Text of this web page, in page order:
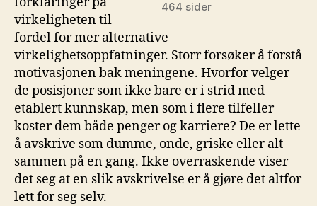
464 sider
virkeligheten til
fordel for mer alternative
virkelighetsoppfatninger. Storr forsøker å forstå
motivasjonen bak meningene. Hvorfor velger
de posisjoner som ikke bare er i strid med
etablert kunnskap, men som i flere tilfeller
koster dem både penger og karriere? De er lette
å avskrive som dumme, onde, griske eller alt
sammen på en gang. Ikke overraskende viser
det seg at en slik avskrivelse er å gjøre det altfor
lett for seg selv.